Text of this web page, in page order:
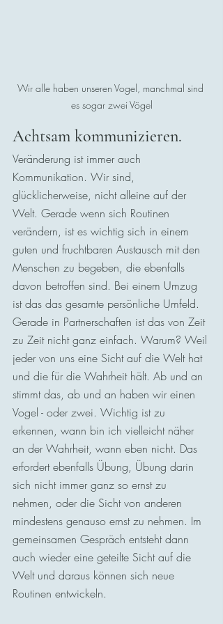
Wir alle haben unseren Vogel, manchmal sind
es sogar zwei Vögel
Achtsam kommunizieren.
Veränderung ist immer auch
Kommunikation. Wir sind,
glücklicherweise, nicht alleine auf der
Welt. Gerade wenn sich Routinen
verändern, ist es wichtig sich in einem
guten und fruchtbaren Austausch mit den
Menschen zu begeben, die ebenfalls
davon betroffen sind. Bei einem Umzug
ist das das gesamte persönliche Umfeld.
Gerade in Partnerschaften ist das von Zeit
zu Zeit nicht ganz einfach. Warum? Weil
jeder von uns eine Sicht auf die Welt hat
und die für die Wahrheit hält. Ab und an
stimmt das, ab und an haben wir einen
Vogel - oder zwei. Wichtig ist zu
erkennen, wann bin ich vielleicht näher
an der Wahrheit, wann eben nicht. Das
erfordert ebenfalls Übung, Übung darin
sich nicht immer ganz so ernst zu
nehmen, oder die Sicht von anderen
mindestens genauso ernst zu nehmen. Im
gemeinsamen Gespräch entsteht dann
auch wieder eine geteilte Sicht auf die
Welt und daraus können sich neue
Routinen entwickeln.